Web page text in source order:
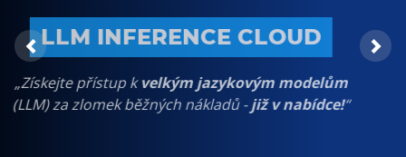
NYNÍ SE SLEVOU 30 %
„Nyní s DÁRKEM ke každé objednávce
jakéhokoli
Cloud Serveru!“
LLM INFERENCE CLOUD
„Získejte přístup kvelkým jazykovým modelům
(LLM) za zlomek běžných nákladů -již v nabídce!
Previous